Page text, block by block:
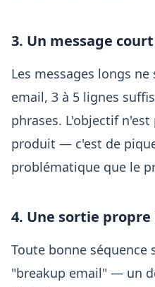
3. Un message
Les messages longs
email, 3 à 5 lignes
phrases. L'objectif
produit — c'est de
problématique que le
4. Une sortie
Toute bonne séquence
"breakup email" — un